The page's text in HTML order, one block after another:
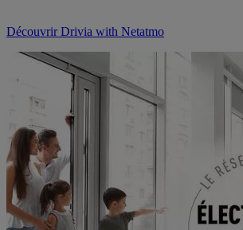
Découvrir Drivia with Netatmo